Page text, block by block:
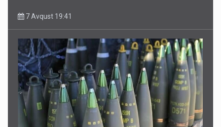
7 Avqust 19:41